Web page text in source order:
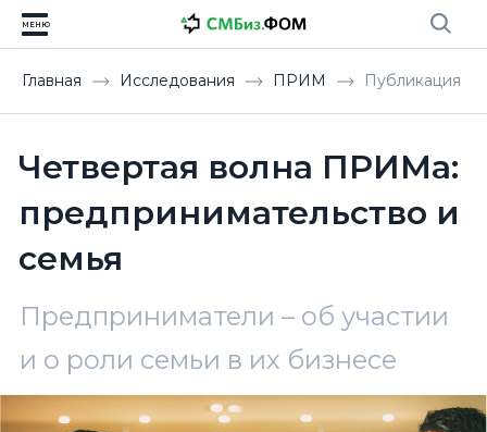
МЕНЮ
Главная Исследования ПРИМ Публикация
Четвертая волна ПРИМа:
предпринимательство и
семья
Предприниматели – об участии
и о роли семьи в их бизнесе